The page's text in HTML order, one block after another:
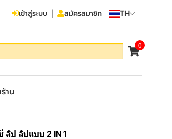
เข้าสู่ระบบ สมัครสมาชิก TH
0
าน
ลิป ลิปแบบ 2 IN 1